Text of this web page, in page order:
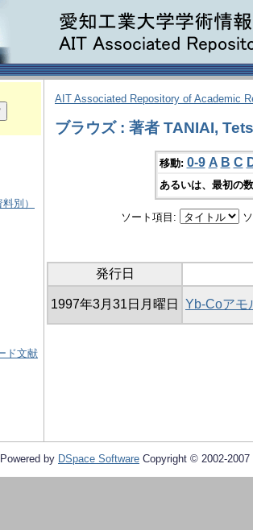
別）
ド文献
AIT Associated Repository of Academic
ブラウズ : 著者 TANIAI,
移動: 0-9 A B C
あるいは、最初の
ソート項目:
発行日
1997年3月31日月曜日 Yb-Coアモ
Powered by DSpace Software Copyright © 2002-2007